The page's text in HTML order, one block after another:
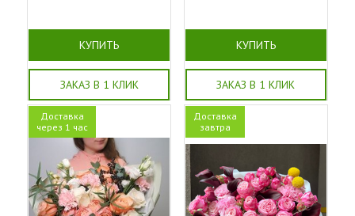
КУПИТЬ
ЗАКАЗ В 1 КЛИК
КУПИТЬ
ЗАКАЗ В 1 КЛИК
Доставка
через 1 час
Доставка
завтра